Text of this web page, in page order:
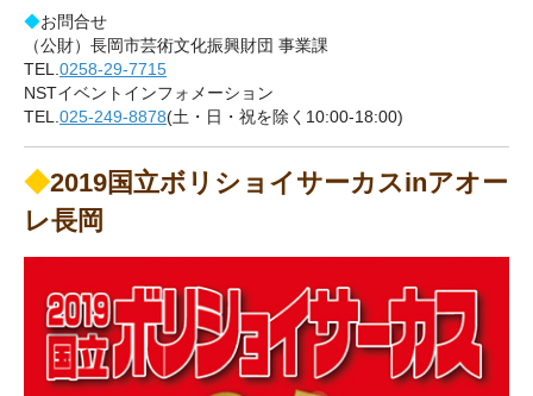
◆お問合せ
（公財）長岡市芸術文化振興財団 事業課
TEL.0258-29-7715
NSTイベントインフォメーション
TEL.025‐249‐8878(土・日・祝を除く10:00‐18:00)
◆2019国立ボリショイサーカスinアオー
レ長岡